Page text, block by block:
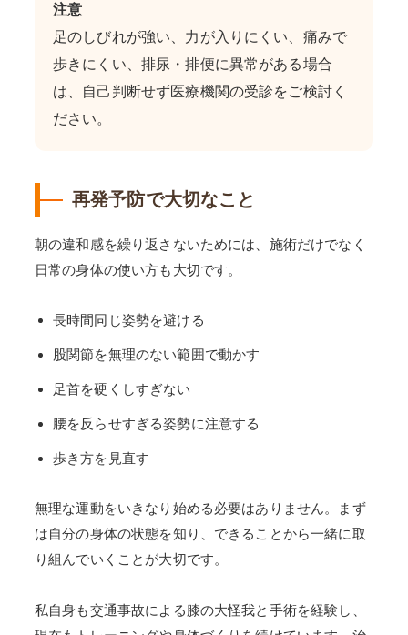
注意
足のしびれが強い、力が入りにくい、痛みで
歩きにくい、排尿・排便に異常がある場合
は、自己判断せず医療機関の受診をご検討く
ださい。
再発予防で大切なこと
朝の違和感を繰り返さないためには、施術だけでなく
日常の身体の使い方も大切です。
長時間同じ姿勢を避ける
股関節を無理のない範囲で動かす
足首を硬くしすぎない
腰を反らせすぎる姿勢に注意する
歩き方を見直す
無理な運動をいきなり始める必要はありません。まず
は自分の身体の状態を知り、できることから一緒に取
り組んでいくことが大切です。
私自身も交通事故による膝の大怪我と手術を経験し、